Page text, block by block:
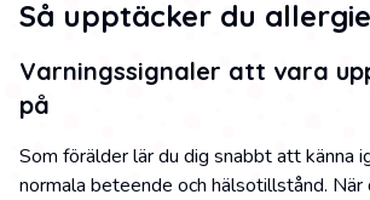
Så upptäcker du
Varningssignaler att vara
på
Som förälder lär du dig snabbt att känna
normala beteende och hälsotillstånd.